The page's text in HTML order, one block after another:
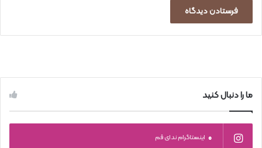
ما را دنبال کنید
0 اینستاگرام ندای قم